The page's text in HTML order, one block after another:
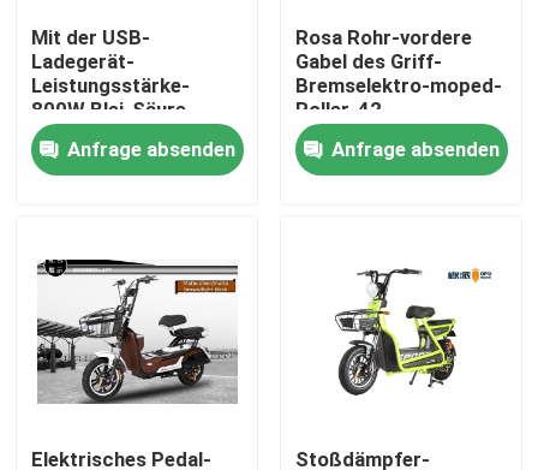
Qualitätskontrolle
Treten Sie mit uns in Verbindung
Elektro-Moped-Roller
Elektro-Motorroller
Elektrische Mobilität Roller
Mit der USB-
Ladegerät-
Leistungsstärke-
800W Blei-Säure-
Batterie LCD
Speedmeter Elektro-
Moped-des Roller-
Anfrage absenden
Rosa Rohr-vordere
Gabel des Griff-
Bremselektro-moped-
Roller-42
Anfrage absenden
Elektrisches Pedal- Stoßdämpfer-